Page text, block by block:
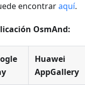
encontraraquí.
OsmAnd:
Huawei
AppGallery